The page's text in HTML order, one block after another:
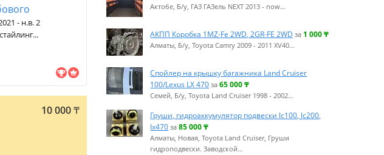
- н.в. 2
10 000₸
Актобе, Б/у, ГАЗ ГАЗель NEXT 2013 - now…
АКПП Коробка 1MZ-Fe 2WD, 2GR-FE 2WD за 1 000₸
Алматы, Б/у, Toyota Camry 2009 - 2011 XV40…
Спойлер на крышку багажника Land Cruiser
100/Lexus LX 470 за65 000₸
Семей, Б/у, Toyota Land Cruiser 1998 - 2002…
Груши, гидроаккумулятор подвески lc100, lc200,
lx470 за85 000₸
Алматы, Новая, Toyota Land Cruiser, Груши
гидроподвески. Заводской…